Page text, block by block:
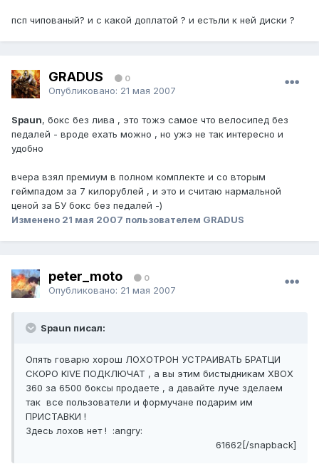
псп чипованый? и с какой доплатой ? и естьли к ней диски ?
GRADUS 0
Опубликовано: 21 мая 2007
Spaun, бокс без лива , это тожэ самое что велосипед без
педалей - вроде ехать можно , но ужэ не так интересно и
удобно
вчера взял премиум в полном комплекте и со вторым
геймпадом за 7 килорублей , и это и считаю нармальной
ценой за БУ бокс без педалей -)
Изменено 21 мая 2007 пользователем GRADUS
peter_moto 0
Опубликовано: 21 мая 2007
Spaun писал:
Опять говарю хорош ЛОХОТРОН УСТРАИВАТЬ БРАТЦИ
СКОРО KIVE ПОДКЛЮЧАТ , а вы этим бистыдникам XBOX
360 за 6500 боксы продаете , а давайте луче зделаем
так все пользователи и формучане подарим им
ПРИСТАВКИ !
Здесь лохов нет ! :angry:
61662[/snapback]